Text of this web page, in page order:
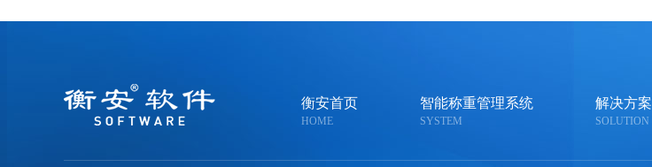
衡安首页
HOME
智能称重管理系统
SYSTEM
解决方案
SOLUTION